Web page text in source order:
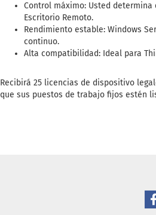
Control máximo: Usted
Escritorio Remoto.
Rendimiento estable: Windows
continuo.
Alta compatibilidad: Ideal para
Recibirá 25 licencias de dispositivo
que sus puestos de trabajo fijos estén